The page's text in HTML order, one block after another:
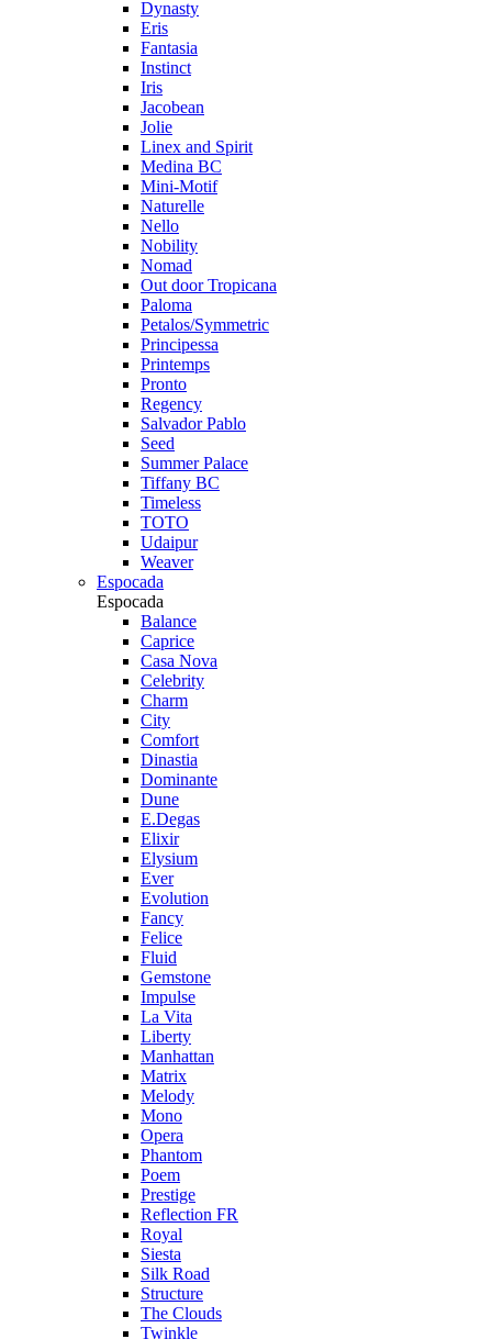
Dynasty
Eris
Fantasia
Instinct
Iris
Jacobean
Jolie
Linex and Spirit
Medina BC
Mini-Motif
Naturelle
Nello
Nobility
Nomad
Out door Tropicana
Paloma
Petalos/Symmetric
Principessa
Printemps
Pronto
Regency
Salvador Pablo
Seed
Summer Palace
Tiffany BC
Timeless
TOTO
Udaipur
Weaver
Espocada
Espocada
Balance
Caprice
Casa Nova
Celebrity
Charm
City
Comfort
Dinastia
Dominante
Dune
E.Degas
Elixir
Elysium
Ever
Evolution
Fancy
Felice
Fluid
Gemstone
Impulse
La Vita
Liberty
Manhattan
Matrix
Melody
Mono
Opera
Phantom
Poem
Prestige
Reflection FR
Royal
Siesta
Silk Road
Structure
The Clouds
Twinkle